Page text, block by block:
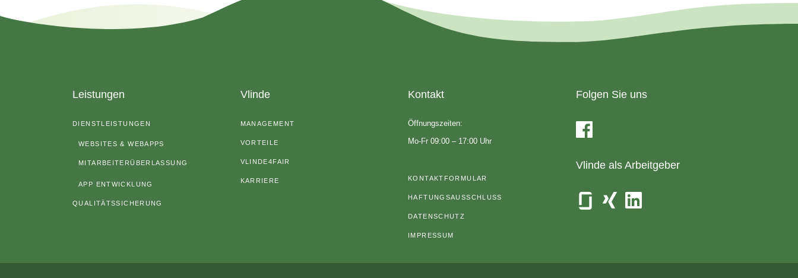
Leistungen
DIENSTLEISTUNGEN
WEBSITES & WEBAPPS
MITARBEITERÜBERLASSUNG
APP ENTWICKLUNG
QUALITÄTSSICHERUNG
Vlinde
MANAGEMENT
VORTEILE
VLINDE4FAIR
KARRIERE
Kontakt
Öffnungszeiten:
Mo-Fr 09:00 – 17:00 Uhr
KONTAKTFORMULAR
HAFTUNGSAUSSCHLUSS
DATENSCHUTZ
IMPRESSUM
Folgen Sie uns
Vlinde als Arbeitgeber